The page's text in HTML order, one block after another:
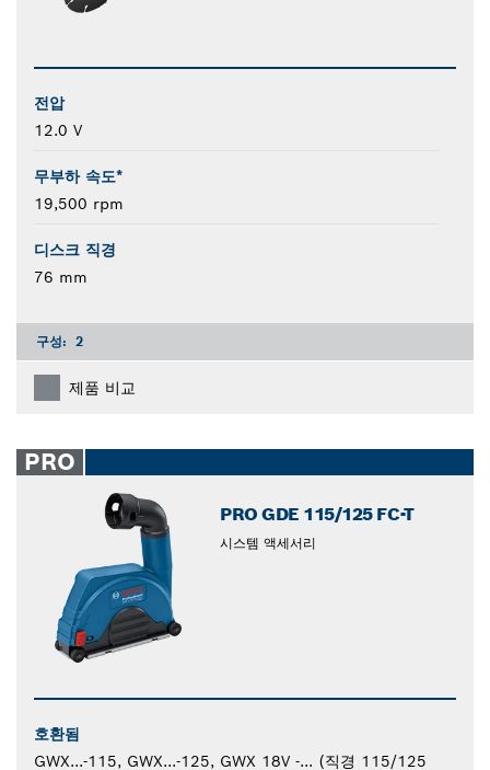
전압
12.0 V
무부하 속도*
19,500 rpm
디스크 직경
76 mm
구성: 2
제품 비교
PRO
PRO GDE 115/125 FC-T
시스템 액세서리
호환됨
GWX...-115, GWX...-125, GWX 18V -... (직경 115/125